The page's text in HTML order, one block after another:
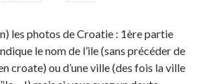
les photos de Croatie : 1ère partie
le nom de l’ile (sans précéder de
croate) ou d’une ville (des fois la ville